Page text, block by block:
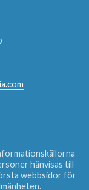
hänvisas till
webbsidor för